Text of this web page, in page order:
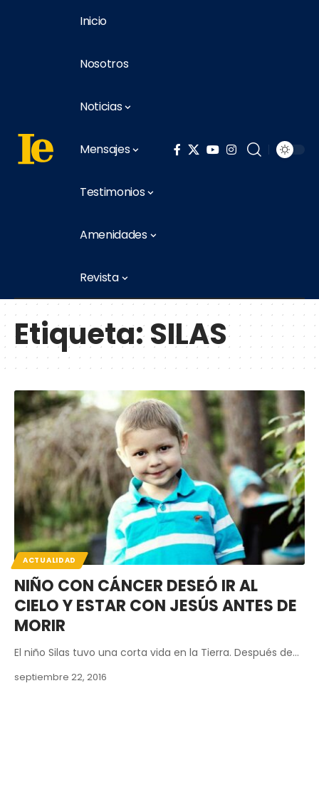
Inicio
Nosotros
Noticias
Mensajes
Testimonios
Amenidades
Revista
Etiqueta:SILAS
ACTUALIDAD
NIÑO CON CÁNCER DESEÓ IR AL
CIELO Y ESTAR CON JESÚS ANTES DE
MORIR
El niño Silas tuvo una corta vida en la Tierra. Después de…
septiembre 22, 2016